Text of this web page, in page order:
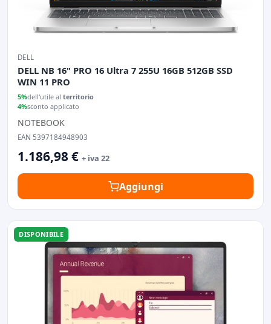
DELL
DELL NB 16" PRO 16 Ultra 7 255U 16GB 512GB SSD
WIN 11 PRO
5%dell'utile al territorio
4%sconto applicato
NOTEBOOK
EAN 5397184948903
1.186,98 € + iva 22
Aggiungi
DISPONIBILE